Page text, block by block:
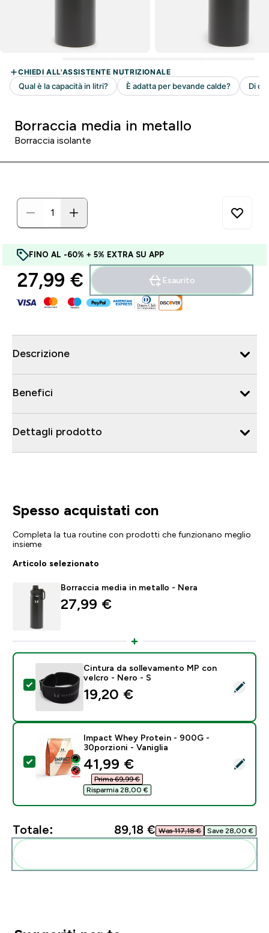
Borraccia media in metallo
Borraccia isolante
FINO AL -60% + 5% EXTRA SU APP
27,99 €‎ Esaurito
Descrizione
Benefici
Dettagli prodotto
Spesso acquistati con
Completa la tua routine con prodotti che funzionano meglio
insieme
Articolo selezionato
Borraccia media in metallo - Nera
27,99 €‎
Seleziona questo prodotto - Cintura da
Cintura da sollevamento MP con
velcro - Nero - S
19,20 €‎
Seleziona questo prodotto - Impact Whey Protein -
Impact Whey Protein - 900G -
30porzioni - Vaniglia
discounted price
41,99 €‎
Prima 69,99 €‎
Risparmia 28,00 €‎
Totale: 89,18 €‎ Was 117,18 €‎ Save 28,00 €‎